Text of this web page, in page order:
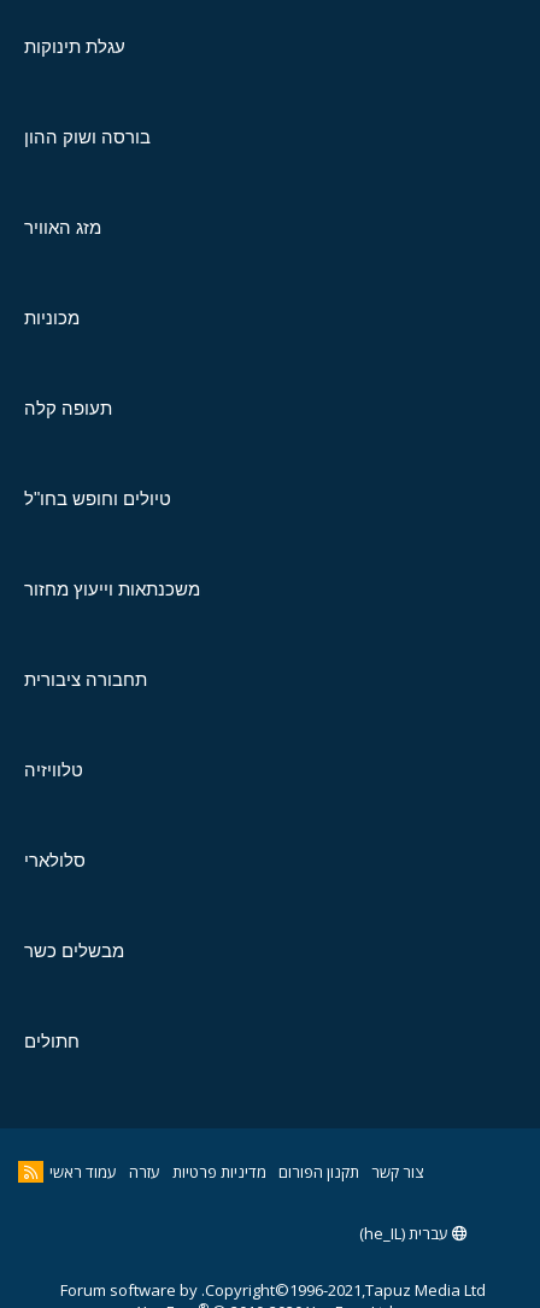
עגלת תינוקות
בורסה ושוק ההון
מזג האוויר
מכוניות
תעופה קלה
טיולים וחופש בחו"ל
משכנתאות וייעוץ מחזור
תחבורה ציבורית
טלוויזיה
סלולארי
מבשלים כשר
חתולים
צור קשר תקנון הפורום מדיניות פרטיות עזרה עמוד ראשי
עברית (he_IL)
Copyright©1996-2021,Tapuz Media Ltd.
Forum software by